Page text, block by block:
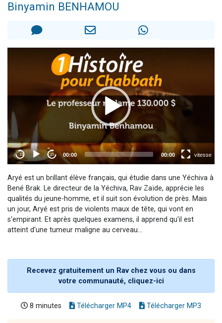
Odaya vient de donner son Maasser
2 personnes viennent de faire un don pour Tsédaka : pauvres d'Israel
Binyamin BENHAMOU
Aryé est un brillant élève français, qui étudie dans une Yéchiva à
Bené Brak. Le directeur de la Yéchiva, Rav Zaïde, apprécie les
qualités du jeune-homme, et il suit son évolution de près. Mais
un jour, Aryé est pris de violents maux de tête, qui vont en
s'empirant. Et après quelques examens, il apprend qu'il est
atteint d'une tumeur maligne au cerveau...
Recevez gratuitement un Rav chez vous ou dans
votre communauté, cliquez-ici
8 minutes Télécharger MP4 Télécharger MP3